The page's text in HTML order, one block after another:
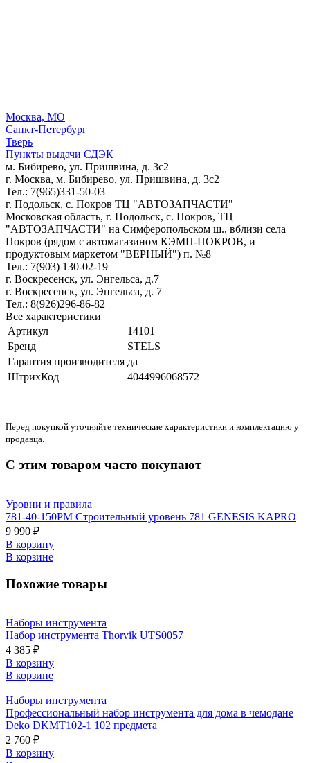
Москва, МО
Санкт-Петербург
Тверь
Пункты выдачи СДЭК
м. Бибирево, ул. Пришвина, д. 3с2
г. Москва, м. Бибирево, ул. Пришвина, д. 3с2
Тел.: 7(965)331-50-03
г. Подольск, c. Покров ТЦ "АВТОЗАПЧАСТИ"
Московская область, г. Подольск, c. Покров, ТЦ
"АВТОЗАПЧАСТИ" на Симферопольском ш., вблизи села
Покров (рядом с автомагазином КЭМП-ПОКРОВ, и
продуктовым маркетом "ВЕРНЫЙ") п. №8
Тел.: 7(903) 130-02-19
г. Воскресенск, ул. Энгельса, д.7
г. Воскресенск, ул. Энгельса, д. 7
Тел.: 8(926)296-86-82
Все характеристики
Артикул
14101
Бренд
STELS
Гарантия производителя да
ШтрихКод
4044996068572
Перед покупкой уточняйте технические характеристики и комплектацию у
продавца.
С этим товаром часто покупают
Уровни и правила
781-40-150РМ Строительный уровень 781 GENESIS KAPRO
9 990 ₽
В корзину
В корзине
Похожие товары
Наборы инструмента
Набор инструмента Thorvik UTS0057
4 385 ₽
В корзину
В корзине
Наборы инструмента
Профессиональный набор инструмента для дома в чемодане
Deko DKMT102-1 102 предмета
2 760 ₽
В корзину